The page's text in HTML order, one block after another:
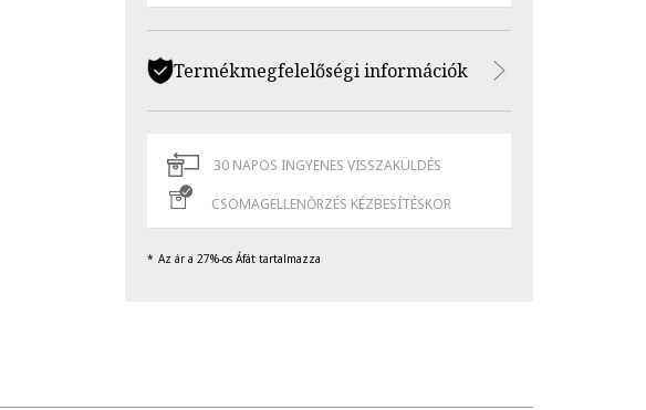
Termékmegfelelőségi információk
30 NAPOS INGYENES VISSZAKÜLDÉS
CSOMAGELLENŐRZÉS KÉZBESÍTÉSKOR
Az ár a 27%-os Áfát tartalmazza